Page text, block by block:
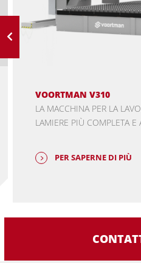
VOORTMAN V310
LA MACCHINA PER LA
LAMIERE PIÙ COMPLETA E
PER SAPERNE DI PIÙ